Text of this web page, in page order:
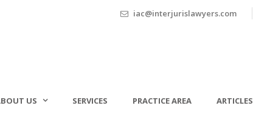
iac@interjurislawyers.com
US SERVICES PRACTICE AREA ARTICLES